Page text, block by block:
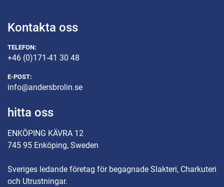
Kontakta oss
TELEFON:
+46 (0)171-41 30 48
E-POST:
info@andersbrolin.se
hitta oss
ENKÖPING KÄVRA 12
745 95 Enköping, Sweden
Sveriges ledande företag för begagnade Slakteri, Charkuteri
och Utrustningar.